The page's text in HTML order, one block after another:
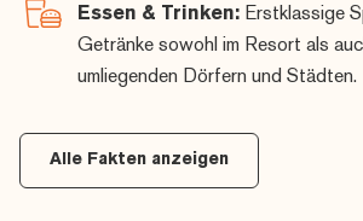
Auto von Resort entfernt) fahren
Zentrum von Venedig (Venezia Santa
Benvenuti in Italia e Garda Hotel San
unter
oder
Essen & Trinken: Erstklassige
Getränke sowohl im Resort als
umliegenden Dörfern und Städten.
Alle Fakten anzeigen